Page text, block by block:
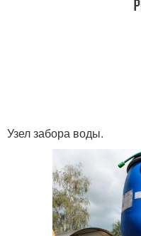
Узел забора воды.